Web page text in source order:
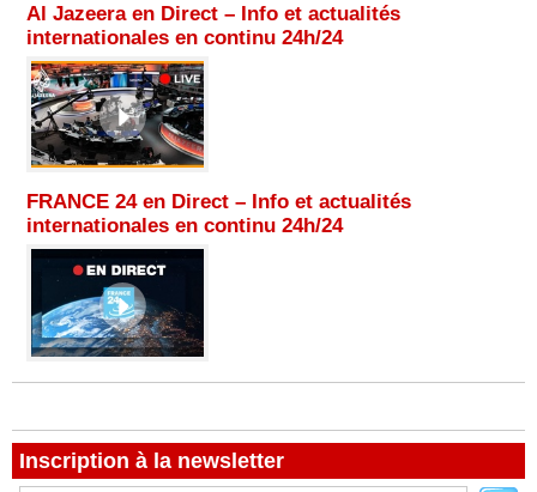
Al Jazeera en Direct – Info et actualités
internationales en continu 24h/24
FRANCE 24 en Direct – Info et actualités
internationales en continu 24h/24
Inscription à la newsletter